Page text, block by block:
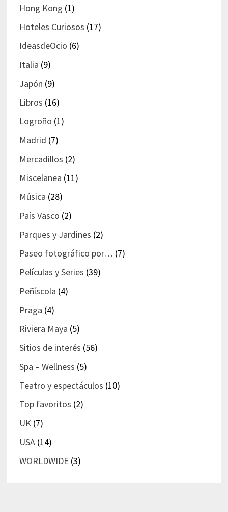
Hong Kong (1)
Hoteles Curiosos (17)
IdeasdeOcio (6)
Italia (9)
Japón (9)
Libros (16)
Logroño (1)
Madrid (7)
Mercadillos (2)
Miscelanea (11)
Música (28)
País Vasco (2)
Parques y Jardines (2)
Paseo fotográfico por… (7)
Películas y Series (39)
Peñíscola (4)
Praga (4)
Riviera Maya (5)
Sitios de interés (56)
Spa – Wellness (5)
Teatro y espectáculos (10)
Top favoritos (2)
UK(7)
USA(14)
WORLDWIDE (3)